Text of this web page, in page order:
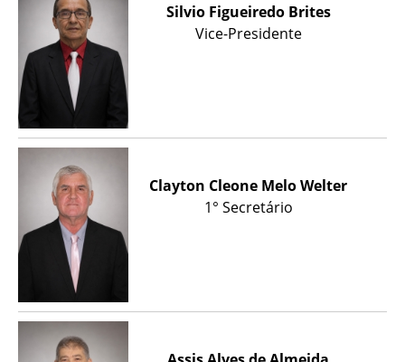
Silvio Figueiredo Brites
Vice-Presidente
Clayton Cleone Melo Welter
1° Secretário